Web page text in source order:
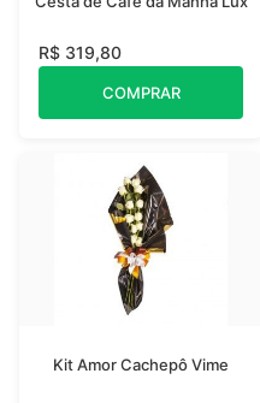
R$ 319,80
COMPRAR
Kit Amor Cachepô Vime